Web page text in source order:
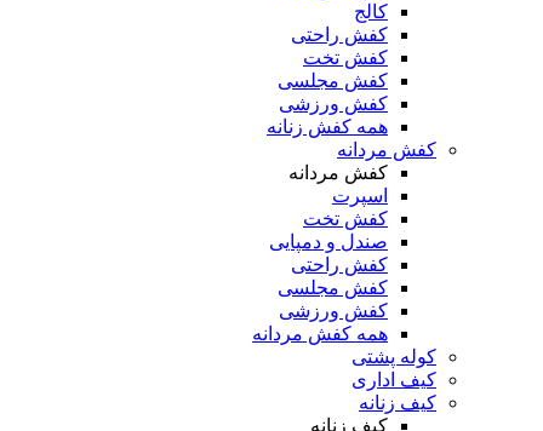
کالج
کفش راحتی
کفش تخت
کفش مجلسی
کفش ورزشی
همه کفش زنانه
کفش مردانه
کفش مردانه
اسپرت
کفش تخت
صندل و دمپایی
کفش راحتی
کفش مجلسی
کفش ورزشی
همه کفش مردانه
کوله پشتی
کیف اداری
کیف زنانه
کیف زنانه